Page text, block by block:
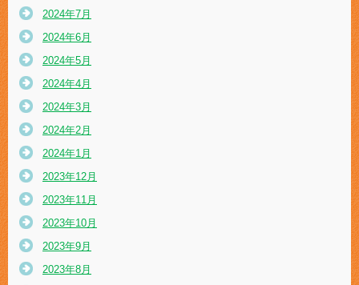
2024年7月
2024年6月
2024年5月
2024年4月
2024年3月
2024年2月
2024年1月
2023年12月
2023年11月
2023年10月
2023年9月
2023年8月